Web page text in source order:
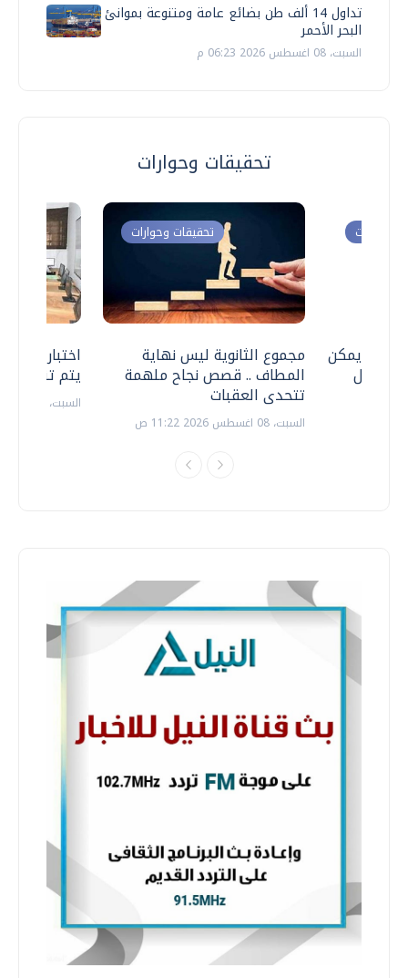
تداول 14 ألف طن بضائع عامة ومتنوعة بموانئ
البحر الأحمر
السبت، 08 اغسطس 2026 06:23 م
تحقيقات وحوارات
اختبارات
يتم
السبت، 18 يوليو 2026 09:22 ص
تحقيقات وحوارات
مجموع الثانوية ليس نهاية
المطاف .. قصص نجاح ملهمة
تتحدى العقبات
السبت، 08 اغسطس 2026 11:22 ص
وحوارات
.. هل يمكن
نتعامل